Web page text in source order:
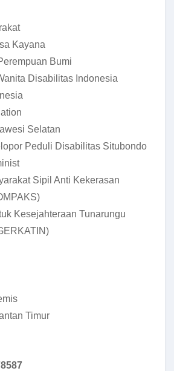
Kayana
Bumi
Disabilitas Indonesia
Selatan
Peduli Disabilitas Situbondo
Sipil Anti Kekerasan
Kesejahteraan Tunarungu
Timur